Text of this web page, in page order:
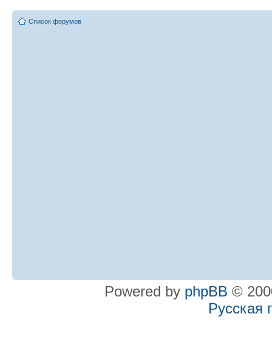
Список форумов
Powered by phpBB ©
Русская